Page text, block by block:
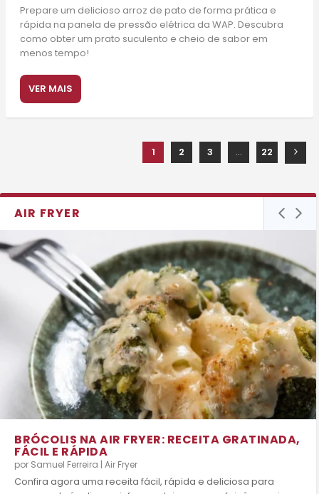
Prepare um delicioso arroz de pato de forma prática e
rápida na panela de pressão elétrica da WAP. Descubra
como obter um prato suculento e cheio de sabor em
menos tempo!
VER MAIS
1 2 3 ... 22
AIR FRYER
BRÓCOLIS NA AIR FRYER: RECEITA GRATINADA,
FÁCIL E RÁPIDA
por Samuel Ferreira | Air Fryer
Confira agora uma receita fácil, rápida e deliciosa para